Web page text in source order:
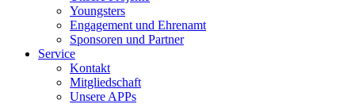
Youngsters
Engagement und Ehrenamt
Sponsoren und Partner
Service
Kontakt
Mitgliedschaft
Unsere APPs